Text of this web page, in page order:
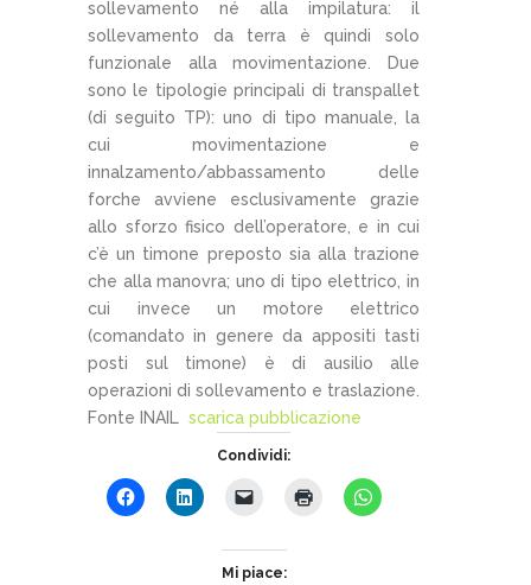
sollevamento né alla impilatura: il
sollevamento da terra è quindi solo
funzionale alla movimentazione. Due
sono le tipologie principali di transpallet
(di seguito TP): uno di tipo manuale, la
cui movimentazione e
innalzamento/abbassamento delle
forche avviene esclusivamente grazie
allo sforzo fisico dell’operatore, e in cui
c’è un timone preposto sia alla trazione
che alla manovra; uno di tipo elettrico, in
cui invece un motore elettrico
(comandato in genere da appositi tasti
posti sul timone) è di ausilio alle
operazioni di sollevamento e traslazione.
Fonte INAIL scarica pubblicazione
Condividi:
Mi piace: